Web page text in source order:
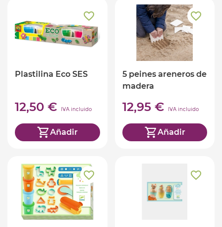
Plastilina Eco SES
12,50 € IVA incluido
Añadir
5 peines areneros de
madera
12,95 € IVA incluido
Añadir